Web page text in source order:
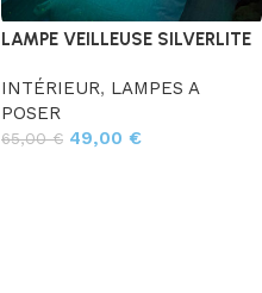
LAMPE VEILLEUSE SILVERLITE
INTÉRIEUR, LAMPES A
POSER
65,00€ 49,00 €